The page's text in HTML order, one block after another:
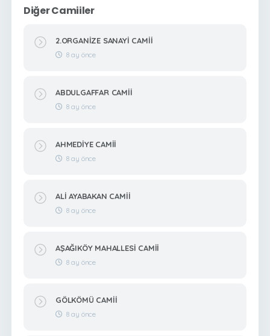
Diğer Camiiler
2.ORGANİZE SANAYİ CAMİİ
8 ay önce
ABDULGAFFAR CAMİİ
8 ay önce
AHMEDİYE CAMİİ
8 ay önce
ALİ AYABAKAN CAMİİ
8 ay önce
AŞAĞIKÖY MAHALLESİ CAMİİ
8 ay önce
GÖLKÖMÜ CAMİİ
8 ay önce